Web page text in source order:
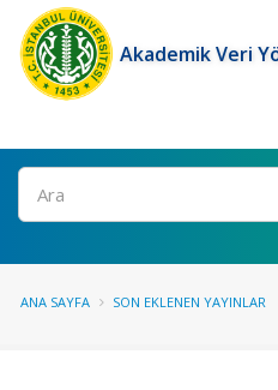
Akademik Veri
Ara
ANA SAYFA SON EKLENEN YAYINLAR